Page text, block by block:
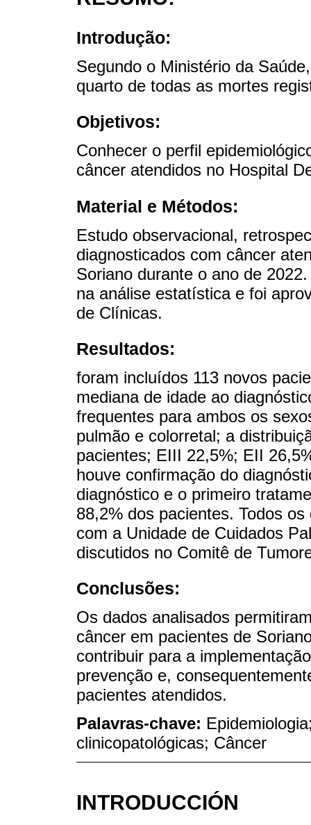
Introdução:
Segundo o Ministério da
quarto de todas as mortes
Objetivos:
Conhecer o perfil
câncer atendidos no Hospital
Material e Métodos:
Estudo observacional,
diagnosticados com câncer
Soriano durante o ano de
na análise estatística e foi
de Clínicas.
Resultados:
foram incluídos 113 novos
mediana de idade ao
frequentes para ambos os
pulmão e colorretal; a
pacientes; EIII 22,5%; EII
houve confirmação do
diagnóstico e o primeiro
88,2% dos pacientes. Todos
com a Unidade de Cuidados
discutidos no Comitê de
Conclusões:
Os dados analisados
câncer em pacientes de
contribuir para a
prevenção e,
pacientes atendidos.
Palavras-chave:
clinicopatológicas; Câncer
INTRODUCCIÓN